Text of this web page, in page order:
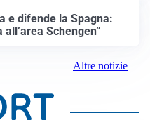
e difende la Spagna:
Schengen”
Altre notizie